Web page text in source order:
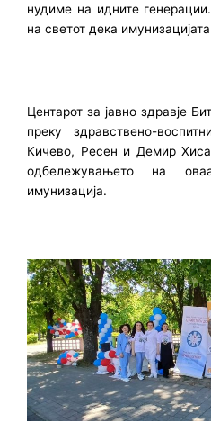
нудиме на идните
на светот дека
Центарот за јавно здравје
преку здравствено-
Кичево, Ресен и Демир
одбележувањето на
имунизација.